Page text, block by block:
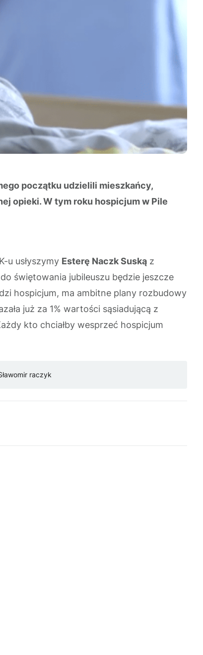
początku udzielili mieszkańcy,
opieki. W tym roku hospicjum w Pile
u usłyszymy Esterę Naczk Suską z
świętowania jubileuszu będzie jeszcze
hospicjum, ma ambitne plany rozbudowy
już za 1% wartości sąsiadującą z
kto chciałby wesprzeć hospicjum
raczyk